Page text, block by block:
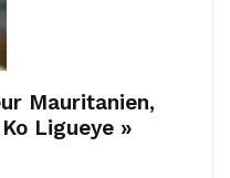
Mauritanien,
Ligueye »